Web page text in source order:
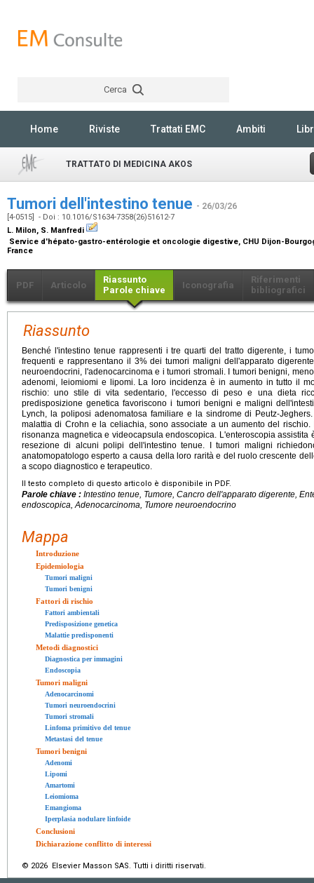
Cerca
Home Riviste Trattati EMC Ambiti
TRATTATO DI MEDICINA AKOS
Tumori dell'intestino tenue - 26/03/26
[4-0515] - Doi : 10.1016/S1634-7358(26)51612-7
L. Milon, S. Manfredi
Service d'hépato-gastro-entérologie et oncologie digestive, CHU Dijon-
France
PDF Articolo
Riassunto
Parole chiave
Iconografia
Riferimenti
bibliografici
Riassunto
Benché l'intestino tenue rappresenti i tre quarti del tratto digerente, i
frequenti e rappresentano il 3% dei tumori maligni dell'apparato
neuroendocrini, l'adenocarcinoma e i tumori stromali. I tumori benigni,
adenomi, leiomiomi e lipomi. La loro incidenza è in aumento in tutto il
rischio: uno stile di vita sedentario, l'eccesso di peso e una dieta
predisposizione genetica favoriscono i tumori benigni e maligni
Lynch, la poliposi adenomatosa familiare e la sindrome di Peutz-
malattia di Crohn e la celiachia, sono associate a un aumento del
risonanza magnetica e videocapsula endoscopica. L'enteroscopia
resezione di alcuni polipi dell'intestino tenue. I tumori maligni
anatomopatologo esperto a causa della loro rarità e del ruolo crescente
a scopo diagnostico e terapeutico.
Il testo completo di questo articolo è disponibile in PDF.
Parole chiave : Intestino tenue, Tumore, Cancro dell'apparato digerente,
endoscopica, Adenocarcinoma, Tumore neuroendocrino
Mappa
Introduzione
Epidemiologia
Tumori maligni
Tumori benigni
Fattori di rischio
Fattori ambientali
Predisposizione genetica
Malattie predisponenti
Metodi diagnostici
Diagnostica per immagini
Endoscopia
Tumori maligni
Adenocarcinomi
Tumori neuroendocrini
Tumori stromali
Linfoma primitivo del tenue
Metastasi del tenue
Tumori benigni
Adenomi
Lipomi
Amartomi
Leiomioma
Emangioma
Iperplasia nodulare linfoide
Conclusioni
Dichiarazione conflitto di interessi
© 2026 Elsevier Masson SAS. Tutti i diritti riservati.